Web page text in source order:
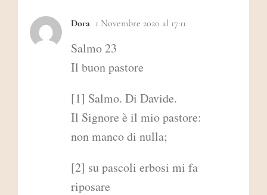
Dora 1 Novembre 2020 al 17:11
Salmo 23
Il buon pastore
[1] Salmo. Di Davide.
Il Signore è il mio pastore:
non manco di nulla;
[2] su pascoli erbosi mi fa
riposare